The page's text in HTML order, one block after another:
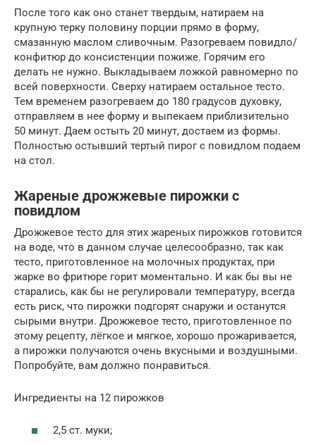
После того как оно станет твердым, натираем на
крупную терку половину порции прямо в форму,
смазанную маслом сливочным. Разогреваем повидло/
конфитюр до консистенции пожиже. Горячим его
делать не нужно. Выкладываем ложкой равномерно по
всей поверхности. Сверху натираем остальное тесто.
Тем временем разогреваем до 180 градусов духовку,
отправляем в нее форму и выпекаем приблизительно
50 минут. Даем остыть 20 минут, достаем из формы.
Полностью остывший тертый пирог с повидлом подаем
на стол.
Жареные дрожжевые пирожки с
повидлом
Дрожжевое тесто для этих жареных пирожков готовится
на воде, что в данном случае целесообразно, так как
тесто, приготовленное на молочных продуктах, при
жарке во фритюре горит моментально. И как бы вы не
старались, как бы не регулировали температуру, всегда
есть риск, что пирожки подгорят снаружи и останутся
сырыми внутри. Дрожжевое тесто, приготовленное по
этому рецепту, лёгкое и мягкое, хорошо прожаривается,
а пирожки получаются очень вкусными и воздушными.
Попробуйте, вам должно понравиться.
Ингредиенты на 12 пирожков
2,5 ст. муки;